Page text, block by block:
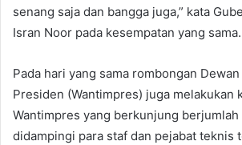
senang saja dan bangga juga,” kata
Isran Noor pada kesempatan yang sama.
Pada hari yang sama rombongan
Presiden (Wantimpres) juga melakukan
Wantimpres yang berkunjung berjumlah
didampingi para staf dan pejabat teknis